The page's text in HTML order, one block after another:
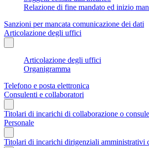
Relazione di fine mandato ed inizio
Sanzioni per mancata comunicazione dei dati
Articolazione degli uffici
Articolazione degli uffici
Organigramma
Telefono e posta elettronica
Consulenti e collaboratori
Titolari di incarichi di collaborazione o
Personale
Titolari di incarichi dirigenziali amministrativi